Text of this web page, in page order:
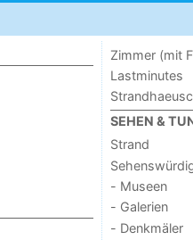
Zimmer (mit
Lastminutes
SEHEN &
Strand
- Museen
- Galerien
- Denkmäler